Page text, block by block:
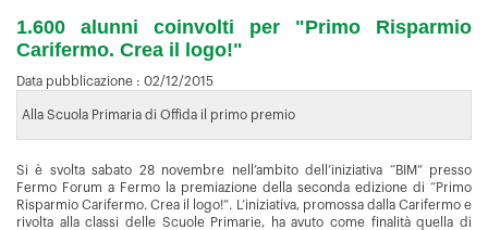
1.600 alunni coinvolti per "Primo Risparmio
Carifermo. Crea il logo!"
Data pubblicazione : 02/12/2015
Alla Scuola Primaria di Offida il primo premio
Si è svolta sabato 28 novembre nell’ambito dell’iniziativa “BIM” presso
Fermo Forum a Fermo la premiazione della seconda edizione di “Primo
Risparmio Carifermo. Crea il logo!”. L’iniziativa, promossa dalla Carifermo e
rivolta alla classi delle Scuole Primarie, ha avuto come finalità quella di